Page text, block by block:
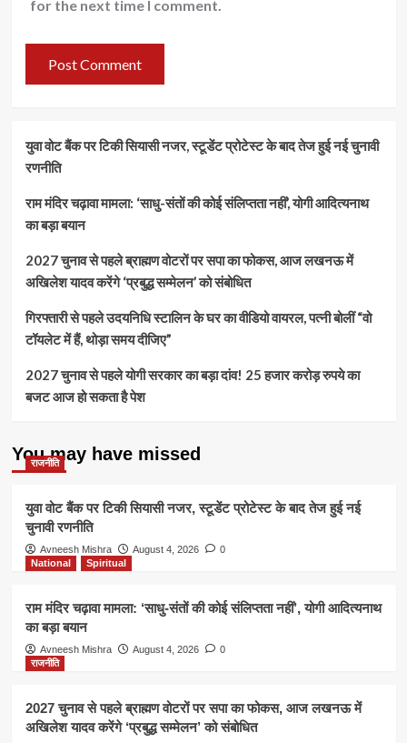
for the next time I comment.
युवा वोट बैंक पर टिकी सियासी नजर, स्टूडेंट प्रोटेस्ट के बाद तेज हुई नई चुनावी
रणनीति
राम मंदिर चढ़ावा मामला: ‘साधु-संतों की कोई संलिप्तता नहीं’, योगी आदित्यनाथ
का बड़ा बयान
2027 चुनाव से पहले ब्राह्मण वोटरों पर सपा का फोकस, आज लखनऊ में
अखिलेश यादव करेंगे ‘प्रबुद्ध सम्मेलन’ को संबोधित
गिरफ्तारी से पहले उदयनिधि स्टालिन के घर का वीडियो वायरल, पत्नी बोलीं “वो
टॉयलेट में हैं, थोड़ा समय दीजिए”
2027 चुनाव से पहले योगी सरकार का बड़ा दांव! 25 हजार करोड़ रुपये का
बजट आज हो सकता है पेश
You may have missed
राजनीति
युवा वोट बैंक पर टिकी सियासी नजर, स्टूडेंट प्रोटेस्ट के बाद तेज हुई नई
चुनावी रणनीति
Avneesh Mishra August 4, 2026
0
National
Spiritual
राम मंदिर चढ़ावा मामला: ‘साधु-संतों की कोई संलिप्तता नहीं’, योगी आदित्यनाथ
का बड़ा बयान
Avneesh Mishra August 4, 2026
0
राजनीति
2027 चुनाव से पहले ब्राह्मण वोटरों पर सपा का फोकस, आज लखनऊ में
अखिलेश यादव करेंगे ‘प्रबुद्ध सम्मेलन’ को संबोधित